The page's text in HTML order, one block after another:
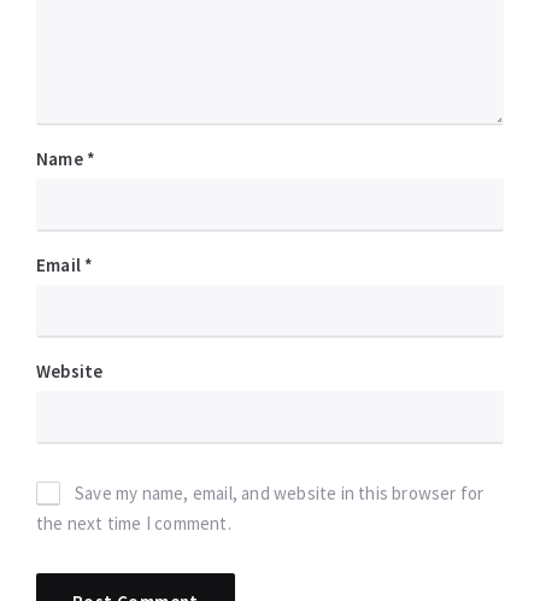
Name *
Email *
Website
Save my name, email, and website in this browser for
the next time I comment.